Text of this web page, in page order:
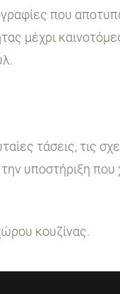
που
μέχρι
τάσεις, τις
υποστήριξη που
κουζίνας.